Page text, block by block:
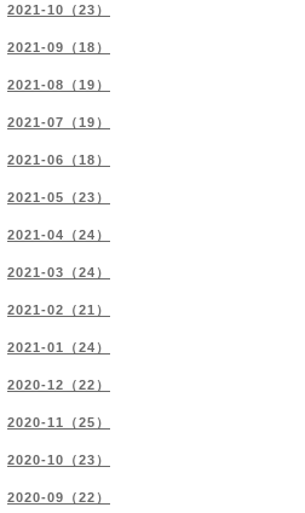
2021-10（23）
2021-09（18）
2021-08（19）
2021-07（19）
2021-06（18）
2021-05（23）
2021-04（24）
2021-03（24）
2021-02（21）
2021-01（24）
2020-12（22）
2020-11（25）
2020-10（23）
2020-09（22）